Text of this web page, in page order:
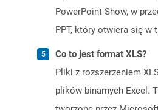
PowerPoint Show, w
PPT, który otwiera się w
Co to jest format XLS?
Pliki z rozszerzeniem
plików binarnych Excel.